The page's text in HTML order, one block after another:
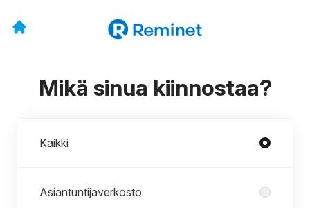
Mikä sinua kiinnostaa?
Kaikki
Asiantuntijaverkosto